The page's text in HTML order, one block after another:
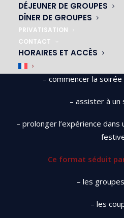
DÉJEUNER DE GROUPES
DÎNER DE GROUPES
PRIVATISATION
CONTACT
HORAIRES ET ACCÈS
Pour vivre une soirée
fois de lieu, les concepts
rencontrent un
Le principe
– commencer la soirée
– assister à un
– prolonger l’expérience dans
Ce format séduit
– les
– les